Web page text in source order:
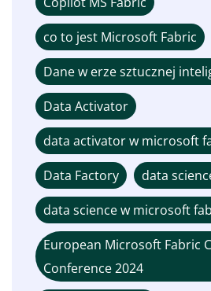
co to jest Microsoft Fabric
Dane w erze sztucznej
Data Activator
data activator w microsoft
Data Factory
data
data science w microsoft
European Microsoft Fabric
Conference 2024